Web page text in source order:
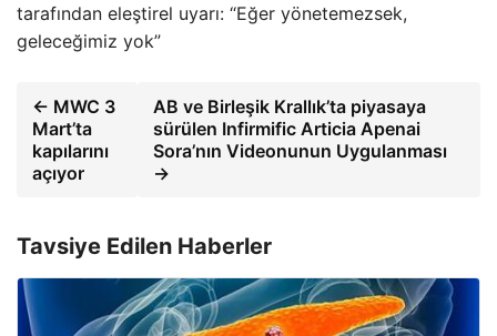
tarafından eleştirel uyarı: “Eğer yönetemezsek,
geleceğimiz yok”
← MWC 3
Mart’ta
kapılarını
açıyor
AB ve Birleşik Krallık’ta piyasaya
sürülen Infirmific Articia Apenai
Sora’nın Videonunun Uygulanması
→
Tavsiye Edilen Haberler